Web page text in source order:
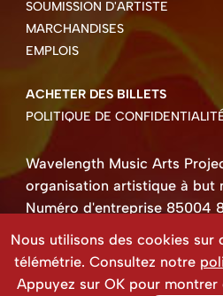
SOUMISSION D'ARTISTE
MARCHANDISES
EMPLOIS
ACHETER DES BILLETS
POLITIQUE DE
Wavelength Music Arts
organisation artistique à but
Numéro d'entreprise 85004
Droits d'auteur ©2026
Projects
Site Web créé par Beehive
Nous utilisons des cookies sur
télémétrie. Consultez notre
Appuyez sur OK pour